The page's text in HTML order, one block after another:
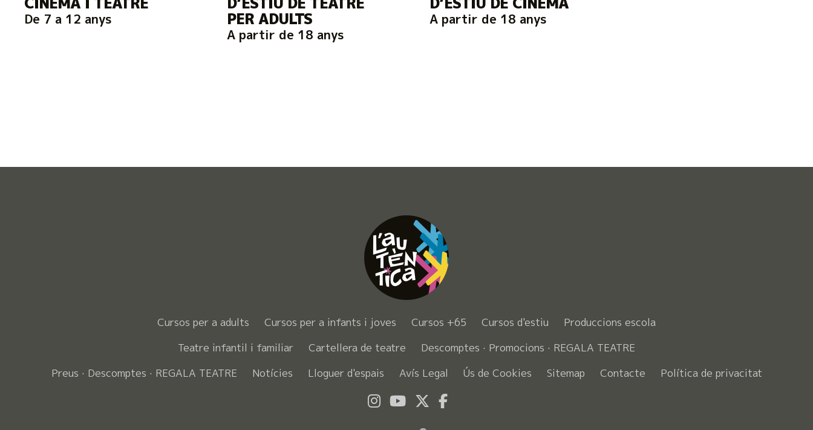
De 7 a 12 anys PER ADULTS
A partir de 18 anys
A partir de 18 anys
Cursos per a adults Cursos per a infants i joves Cursos +65 Cursos d'estiu
Produccions escola
Teatre infantil i familiar
Cartellera de teatre
Descomptes · Promocions · REGALA TEATRE
Preus · Descomptes · REGALA TEATRE
Notícies Lloguer d'espais Avís Legal Ús de Cookies Sitemap Contacte Política de privacitat
Link a instagram
Link a youtube
Link a twitter
Link a facebook